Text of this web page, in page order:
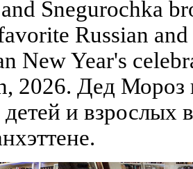
Snegurochka
Russian
New Year's
2026. Дед Мороз
детей и взрослых